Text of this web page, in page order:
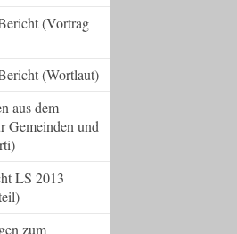
(Vortrag
(Wortlaut)
aus dem
Gemeinden und
LS 2013
zum